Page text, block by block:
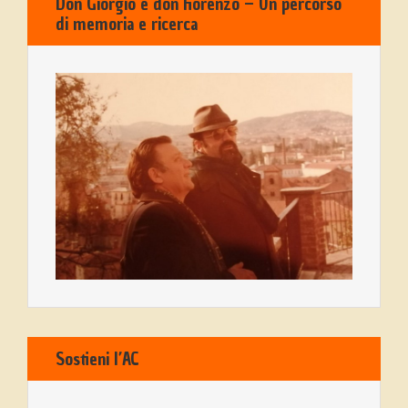
di memoria e ricerca
Sostieni l’AC